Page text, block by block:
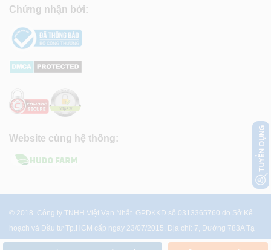
Chứng nhận bởi:
Website cùng hệ thống:
© 2018. Công ty TNHH Việt Vạn Nhất. GPDKKD số 0313365760 do Sở Kế
hoạch và Đầu tư Tp.HCM cấp ngày 23/07/2015. Địa chỉ: 7, Đường 783A Tạ
Quang Bửu, P.4, Q.8, Tp.HCM